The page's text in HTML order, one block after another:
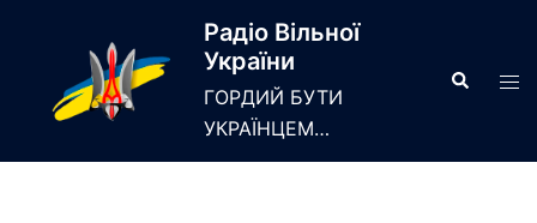
Радіо Вільної
України
ГОРДИЙ БУТИ
УКРАЇНЦЕМ…
Search